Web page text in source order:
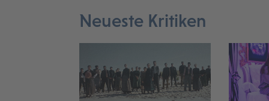
Neueste Kritiken